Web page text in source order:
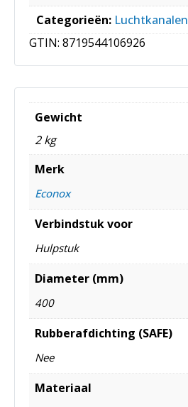
Categorieën: Luchtkanalen
GTIN: 8719544106926
Gewicht
2 kg
Merk
Econox
Verbindstuk voor
Hulpstuk
Diameter (mm)
400
Rubberafdichting (SAFE)
Nee
Materiaal